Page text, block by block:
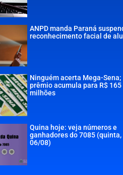
ANPD manda Paraná
reconhecimento facial de
Ninguém acerta Mega-Sena;
prêmio acumula para R$ 165
milhões
Quina hoje: veja números e
ganhadores do 7085 (quinta,
06/08)